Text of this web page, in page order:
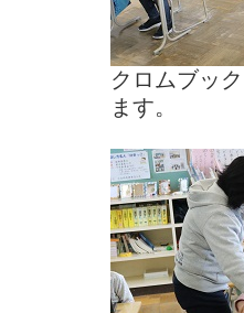
クロムブッ
ます。